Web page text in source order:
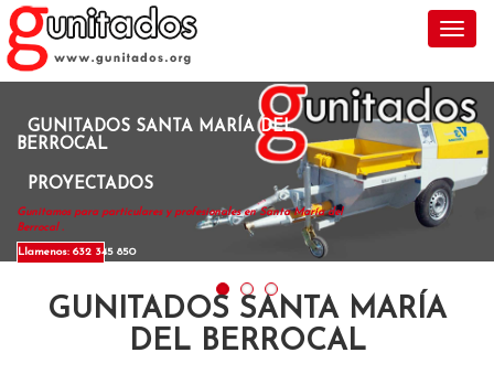
GUNITADOS SANTA MARÍA DEL
BERROCAL
PROYECTADOS
Gunitamos para particulares y profesionales en Santa María del
Berrocal .
Llamenos: 632 345 850
GUNITADOS SANTA MARÍA
DEL BERROCAL